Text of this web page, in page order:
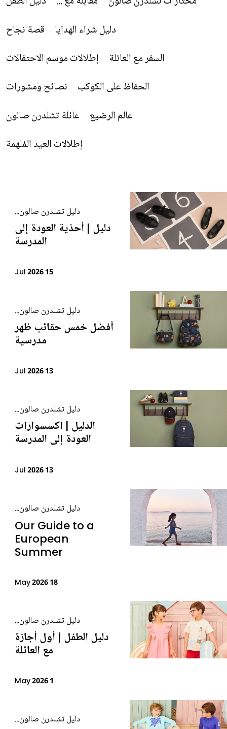
قصة نجاح دليل شراء الهدايا
إطلالات موسم الاحتفالات السفر مع العائلة
نصائح ومشورات الحفاظ على الكوكب
عائلة تشلدرن صالون عالم الرضيع
إطلالات العيد المُلهمة
دليل تشلدرن صالون...
دليل | أحذية العودة إلى
المدرسة
15 Jul 2026
دليل تشلدرن صالون...
أفضل خمس حقائب ظهر
مدرسية
13 Jul 2026
دليل تشلدرن صالون...
الدليل | اكسسوارات
العودة إلى المدرسة
13 Jul 2026
دليل تشلدرن صالون...
Our Guide to a
European
Summer
18 May 2026
دليل تشلدرن صالون...
دليل الطفل | أول أجازة
مع العائلة
1 May 2026
دليل تشلدرن صالون...